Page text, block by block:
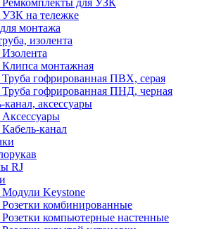
Ремкомплекты для УЗК
УЗК на тележке
монтажа
изолента
Изолента
Клипса монтажная
Труба гофрированная ПВХ, серая
Труба гофрированная ПНД, черная
канал, аксессуары
Аксессуары
Кабель-канал
RJ
Модули Keystone
Розетки комбинированные
Розетки компьютерные настенные